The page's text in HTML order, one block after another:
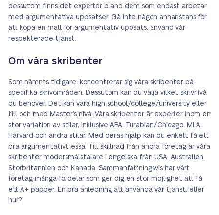
dessutom finns det experter bland dem som endast arbetar
med argumentativa uppsatser. Gå inte någon annanstans för
att köpa en mall för argumentativ uppsats, använd vår
respekterade tjänst.
Om våra skribenter
Som nämnts tidigare, koncentrerar sig våra skribenter på
specifika skrivområden. Dessutom kan du välja vilket skrivnivå
du behöver. Det kan vara high school/college/university eller
till och med Master’s nivå. Våra skribenter är experter inom en
stor variation av stilar, inklusive APA, Turabian/Chicago, MLA,
Harvard och andra stilar. Med deras hjälp kan du enkelt få ett
bra argumentativt essä. Till skillnad från andra företag är våra
skribenter modersmålstalare i engelska från USA, Australien,
Storbritannien och Kanada. Sammanfattningsvis har vårt
företag många fördelar som ger dig en stor möjlighet att få
ett A+ papper. En bra anledning att använda vår tjänst, eller
hur?